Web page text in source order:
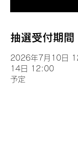
抽選受付期間
2026年7月10日
14日 12:00
予定